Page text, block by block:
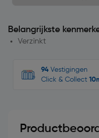
Belangrijkste
Verzinkt
94 Vestigingen
Click & Collect